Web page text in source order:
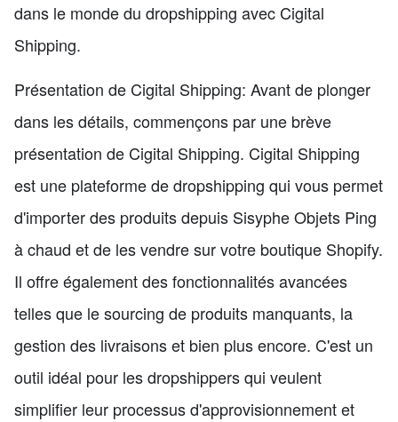
dans le monde du dropshipping avec Cigital
Shipping.
Présentation de Cigital Shipping: Avant de plonger
dans les détails, commençons par une brève
présentation de Cigital Shipping. Cigital Shipping
est une plateforme de dropshipping qui vous permet
d'importer des produits depuis Sisyphe Objets Ping
à chaud et de les vendre sur votre boutique Shopify.
Il offre également des fonctionnalités avancées
telles que le sourcing de produits manquants, la
gestion des livraisons et bien plus encore. C'est un
outil idéal pour les dropshippers qui veulent
simplifier leur processus d'approvisionnement et